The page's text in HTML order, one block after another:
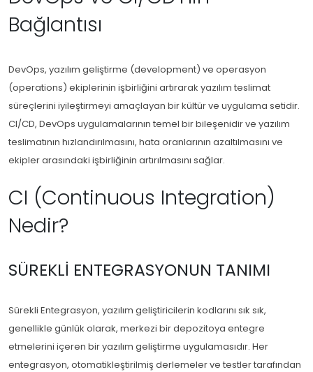
Bağlantısı
DevOps, yazılım geliştirme (development) ve operasyon
(operations) ekiplerinin işbirliğini artırarak yazılım teslimat
süreçlerini iyileştirmeyi amaçlayan bir kültür ve uygulama setidir.
CI/CD, DevOps uygulamalarının temel bir bileşenidir ve yazılım
teslimatının hızlandırılmasını, hata oranlarının azaltılmasını ve
ekipler arasındaki işbirliğinin artırılmasını sağlar.
CI (Continuous Integration)
Nedir?
SÜREKLI ENTEGRASYONUN TANIMI
Sürekli Entegrasyon, yazılım geliştiricilerin kodlarını sık sık,
genellikle günlük olarak, merkezi bir depozitoya entegre
etmelerini içeren bir yazılım geliştirme uygulamasıdır. Her
entegrasyon, otomatikleştirilmiş derlemeler ve testler tarafından